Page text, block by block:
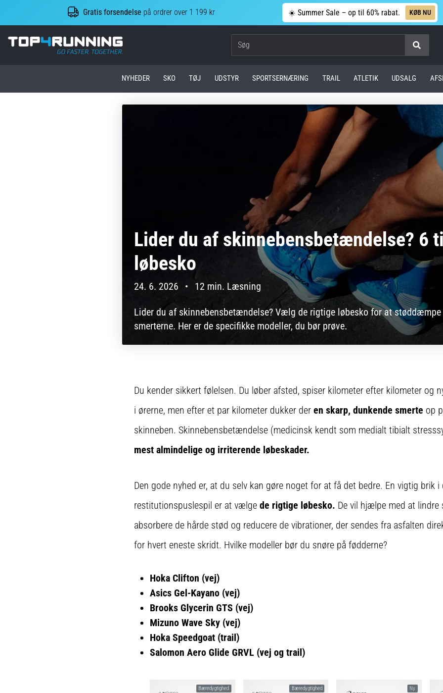
Gratis forsendelse på ordrer over 1 199 kr ☀️ Summer Sale – op til 60% rabat. KØB NU
Top4Running.dk
NYHEDER SKO TØJ UDSTYR SPORTSERNÆRING TRAIL ATLETIK UDSALG
Lider du af skinnebensbetændelse? 6
løbesko
24. 6. 2026 • 12 min. Læsning
Lider du af skinnebensbetændelse? Vælg de rigtige løbesko for at
smerterne. Her er de specifikke modeller, du bør prøve.
Du kender sikkert følelsen. Du løber afsted, spiser kilometer efter kilometer og
i ørerne, men efter et par kilometer dukker der en skarp, dunkende smerte op
skinneben. Skinnebensbetændelse (medicinsk kendt som medialt tibialt
mest almindelige og irriterende løbeskader.
Den gode nyhed er, at du selv kan gøre noget for at få det bedre. En vigtig brik i
restitutionspuslespil er at vælge de rigtige løbesko. De vil hjælpe med at
absorbere de hårde stød og reducere de vibrationer, der sendes fra asfalten
for hvert eneste skridt. Hvilke modeller bør du snøre på fødderne?
Hoka Clifton (vej)
Asics Gel-Kayano (vej)
Brooks Glycerin GTS (vej)
Mizuno Wave Sky (vej)
Hoka Speedgoat (trail)
Salomon Aero Glide GRVL (vej og trail)
Bæredygtighed Bæredygtighed Ny